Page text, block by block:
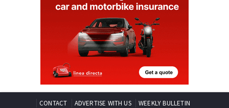
CONTACT ADVERTISE WITH US WEEKLY BULLETIN